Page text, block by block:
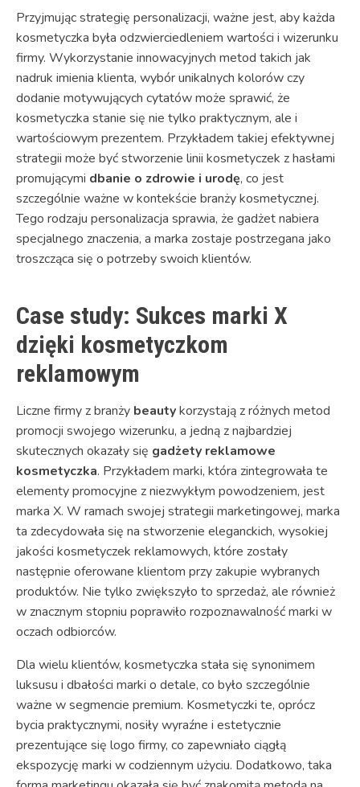
Przyjmując strategię personalizacji, ważne jest, aby każda
kosmetyczka była odzwierciedleniem wartości i wizerunku
firmy. Wykorzystanie innowacyjnych metod takich jak
nadruk imienia klienta, wybór unikalnych kolorów czy
dodanie motywujących cytatów może sprawić, że
kosmetyczka stanie się nie tylko praktycznym, ale i
wartościowym prezentem. Przykładem takiej efektywnej
strategii może być stworzenie linii kosmetyczek z hasłami
promującymi dbanie o zdrowie i urodę, co jest
szczególnie ważne w kontekście branży kosmetycznej.
Tego rodzaju personalizacja sprawia, że gadżet nabiera
specjalnego znaczenia, a marka zostaje postrzegana jako
troszcząca się o potrzeby swoich klientów.
Case study: Sukces marki X
dzięki kosmetyczkom
reklamowym
Liczne firmy z branży beautykorzystają z różnych metod
promocji swojego wizerunku, a jedną z najbardziej
skutecznych okazały się gadżety reklamowe
kosmetyczka. Przykładem marki, która zintegrowała te
elementy promocyjne z niezwykłym powodzeniem, jest
marka X. W ramach swojej strategii marketingowej, marka
ta zdecydowała się na stworzenie eleganckich, wysokiej
jakości kosmetyczek reklamowych, które zostały
następnie oferowane klientom przy zakupie wybranych
produktów. Nie tylko zwiększyło to sprzedaż, ale również
w znacznym stopniu poprawiło rozpoznawalność marki w
oczach odbiorców.
Dla wielu klientów, kosmetyczka stała się synonimem
luksusu i dbałości marki o detale, co było szczególnie
ważne w segmencie premium. Kosmetyczki te, oprócz
bycia praktycznymi, nosiły wyraźne i estetycznie
prezentujące się logo firmy, co zapewniało ciągłą
ekspozycję marki w codziennym użyciu. Dodatkowo, taka